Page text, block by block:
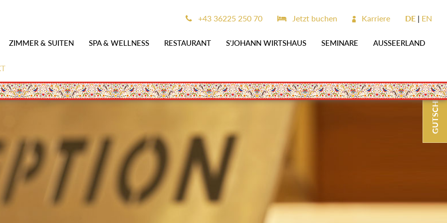
ZIMMER & SUITEN SPA & WELLNESS RESTAURANT S'JOHANN WIRTSHAUS SEMINARE AUSSEERLAND
+43 36225 250 70 Jetzt buchen Karriere DE EN
GUTSCHEINE